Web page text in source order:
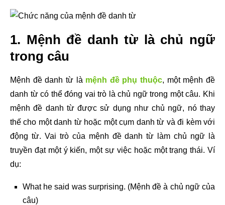
1. Mệnh đề danh từ là chủ ngữ
trong câu
Mệnh đề danh từ là mệnh đề phụ thuộc, một mệnh đề
danh từ có thể đóng vai trò là chủ ngữ trong một câu. Khi
mệnh đề danh từ được sử dụng như chủ ngữ, nó thay
thế cho một danh từ hoặc một cụm danh từ và đi kèm với
động từ. Vai trò của mệnh đề danh từ làm chủ ngữ là
truyền đạt một ý kiến, một sự việc hoặc một trạng thái. Ví
dụ:
What he said was surprising. (Mệnh đề à chủ ngữ của
câu)